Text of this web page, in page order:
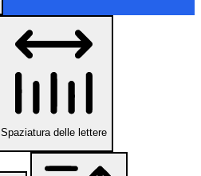
Spaziatura delle lettere